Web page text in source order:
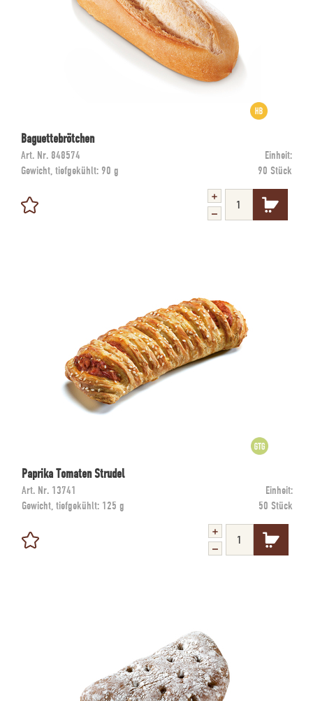
Baguettebrötchen
Art. Nr. 848574
Einheit:
Gewicht, tiefgekühlt: 90 g 90 Stück
Paprika Tomaten Strudel
Art. Nr. 13741
Einheit:
Gewicht, tiefgekühlt: 125 g 50 Stück